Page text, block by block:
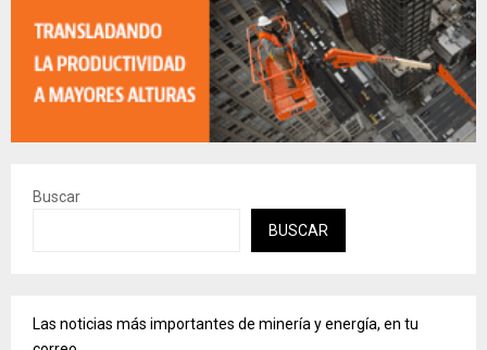
Buscar
BUSCAR
Las noticias más importantes de minería y energía, en tu